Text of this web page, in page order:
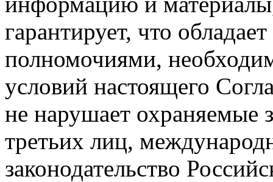
гарантирует, что
полномочиями,
условий настоящего
не нарушает охраняемые
третьих лиц,
законодательство